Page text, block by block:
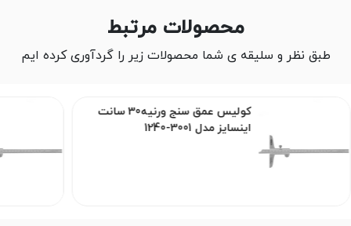
محصولات مرتبط
طبق نظر و سلیقه ی شما محصولات زیر را گردآوری کرده ایم
کولیس عمق سنج ورنیه30 سانت
اینسایز مدل 3001-1240